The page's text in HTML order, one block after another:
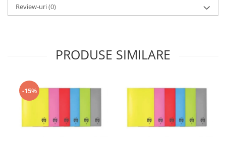
Pic si corectoare
Sabloane scolare
Carti de colorat + poveste pentru
copii
Panza de pictura
Review-uri(0)
PRODUSE SIMILARE
-15%